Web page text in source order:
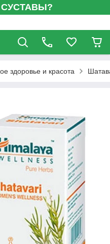
здоровье и красота